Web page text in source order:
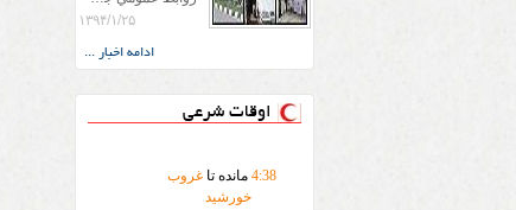
۱۳۹۴/۱/۲۵
ادامه اخبار ...
اوقات شرعی
4:38 مانده تاغروب
خورشید